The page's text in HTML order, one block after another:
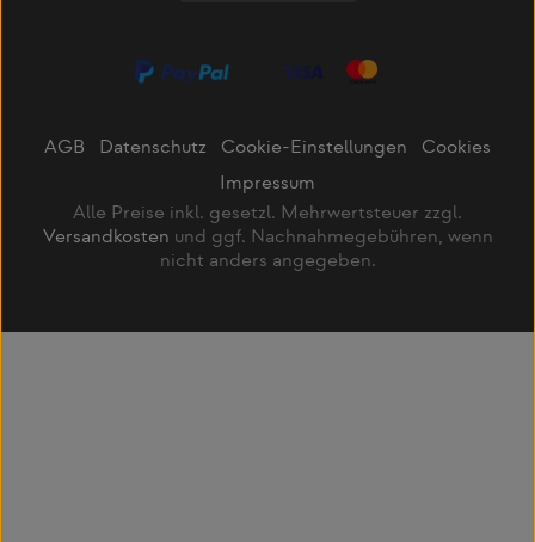
AGB Datenschutz Cookie-Einstellungen
Cookies
Impressum
Alle Preise inkl. gesetzl. Mehrwertsteuer zzgl.
Versandkosten und ggf. Nachnahmegebühren, wenn
nicht anders angegeben.